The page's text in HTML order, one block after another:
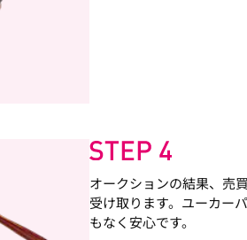
オークションの結果、売
受け取ります。ユーカー
もなく安心です。